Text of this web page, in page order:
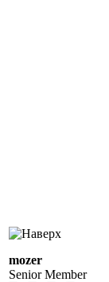
mozer
Senior Member